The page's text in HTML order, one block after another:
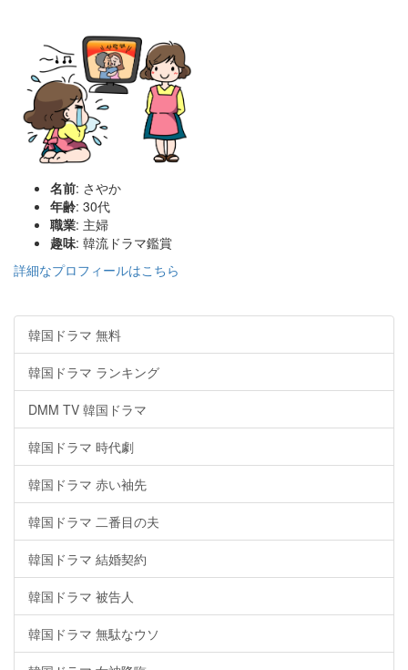
名前: さやか
年齢: 30代
職業: 主婦
趣味: 韓流ドラマ鑑賞
詳細なプロフィールはこちら
韓国ドラマ 無料
韓国ドラマ ランキング
DMM TV 韓国ドラマ
韓国ドラマ 時代劇
韓国ドラマ 赤い袖先
韓国ドラマ 二番目の夫
韓国ドラマ 結婚契約
韓国ドラマ 被告人
韓国ドラマ 無駄なウソ